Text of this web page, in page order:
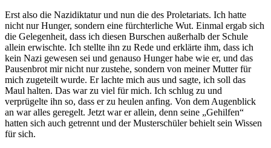
Erst also die Nazidiktatur und nun die des Proletariats. Ich hatte
nicht nur Hunger, sondern eine fürchterliche Wut. Einmal ergab sich
die Gelegenheit, dass ich diesen Burschen außerhalb der Schule
allein erwischte. Ich stellte ihn zu Rede und erklärte ihm, dass ich
kein Nazi gewesen sei und genauso Hunger habe wie er, und das
Pausenbrot mir nicht nur zustehe, sondern von meiner Mutter für
mich zugeteilt wurde. Er lachte mich aus und sagte, ich soll das
Maul halten. Das war zu viel für mich. Ich schlug zu und
verprügelte ihn so, dass er zu heulen anfing. Von dem Augenblick
an war alles geregelt. Jetzt war er allein, denn seine
Gehilfen
hatten sich auch getrennt und der Musterschüler behielt sein Wissen
für sich.